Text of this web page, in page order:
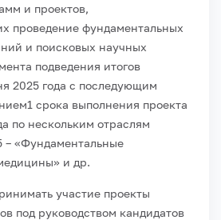
и проектов,
проведение фундаментальных
и поисковых научных
подведения итогов
2025 года с последующим
срока выполнения проекта
по нескольким отраслям
– «Фундаментальные
и др.
участие проекты
под руководством кандидатов